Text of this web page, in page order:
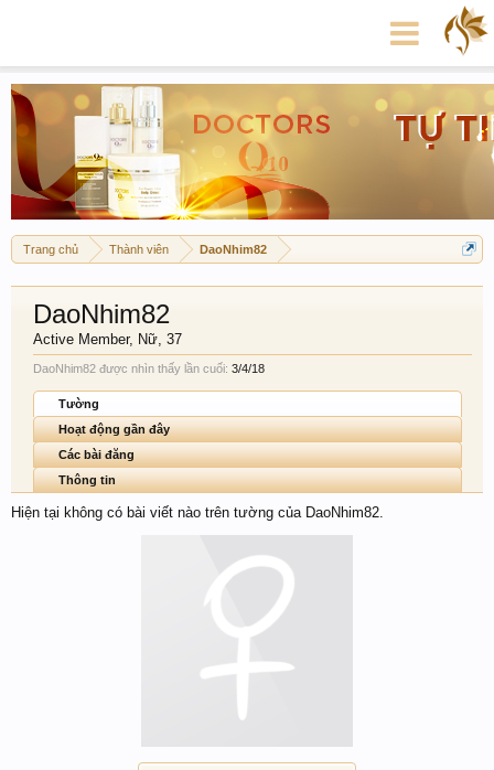
Trang chủ Thành viên DaoNhim82
DaoNhim82
Active Member, Nữ, 37
DaoNhim82 được nhìn thấy lần cuối: 3/4/18
Tường
Hoạt động gần đây
Các bài đăng
Thông tin
Hiện tại không có bài viết nào trên tường của DaoNhim82.